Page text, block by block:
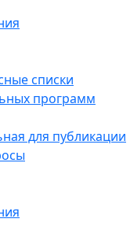
списки
программ
для публикации